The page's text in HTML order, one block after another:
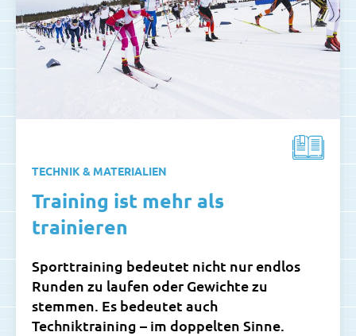
TECHNIK & MATERIALIEN
Training ist mehr als
trainieren
Sporttraining bedeutet nicht nur endlos
Runden zu laufen oder Gewichte zu
stemmen. Es bedeutet auch
Techniktraining – im doppelten Sinne.